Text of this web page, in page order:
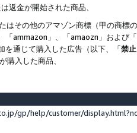
返金が開始された商品、
はその他のアマゾン商標（甲の商
「ammazon」、「amaozn」および
を通じて購入した広告（以下、「禁
購入した商品、
gp/help/customer/